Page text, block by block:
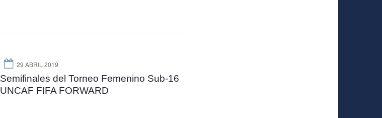
29 ABRIL 2019
Semifinales del Torneo Femenino Sub-16
UNCAF FIFA FORWARD